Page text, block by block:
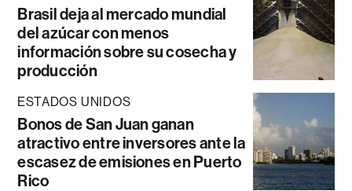
Brasil deja al mercado mundial
del azúcar con menos
información sobre su cosecha y
producción
ESTADOS UNIDOS
Bonos de San Juan ganan
atractivo entre inversores ante la
escasez de emisiones en Puerto
Rico